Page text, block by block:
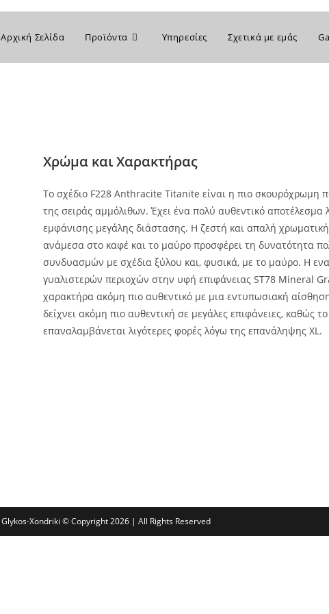
Αρχική Σελίδα Προϊόντα Υπηρεσίες Σχετικά με εμάς
Χρώμα και Χαρακτήρας
Το σχέδιο F228 Anthracite Titanite είναι η πιο σκουρόχρωμη
της σειράς αμμόλιθων. Έχει ένα πολύ αυθεντικό
εμφάνισης μεγάλης διάστασης. Η ζεστή και απαλή
ανάμεσα στο καφέ και το μαύρο προσφέρει τη δυνατότητα
συνδυασμών με σχέδια ξύλου και, φυσικά, με το μαύρο. Η
γυαλιστερών περιοχών στην υφή επιφάνειας ST78 Mineral
χαρακτήρα ακόμη πιο αυθεντικό με μια εντυπωσιακή
δείχνει ακόμη πιο αυθεντική σε μεγάλες επιφάνειες, καθώς
επαναλαμβάνεται λιγότερες φορές λόγω της επανάληψης XL.
Glykos-Xondriki © Copyright 2026 | All Rights Reserved